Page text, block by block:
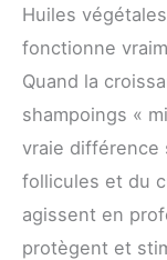
Huiles
fonctionne
Quand la
shampoings «
vraie différence
follicules et du
agissent en
protègent et